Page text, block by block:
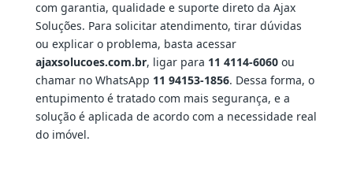
com garantia, qualidade e suporte direto da Ajax
Soluções. Para solicitar atendimento, tirar dúvidas
ou explicar o problema, basta acessar
ajaxsolucoes.com.br, ligar para 11 4114-6060ou
chamar no WhatsApp 11 94153-1856. Dessa forma, o
entupimento é tratado com mais segurança, e a
solução é aplicada de acordo com a necessidade real
do imóvel.